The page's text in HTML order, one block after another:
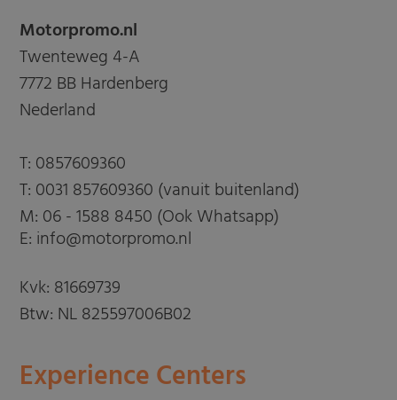
Motorpromo.nl
Twenteweg 4-A
7772 BB Hardenberg
Nederland
T: 0857609360
T: 0031 857609360 (vanuit buitenland)
M: 06 - 1588 8450 (Ook Whatsapp)
E: info@motorpromo.nl
Kvk: 81669739
Btw: NL 825597006B02
Experience Centers